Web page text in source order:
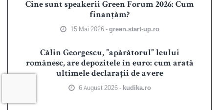
Cine sunt speakerii Green Forum 2026: Cum
finanțăm?
15 Mai 2026 -green.start-up.ro
Călin Georgescu, ”apărătorul” leului
românesc, are depozitele în euro: cum arată
ultimele declarații de avere
6 August 2026 - kudika.ro